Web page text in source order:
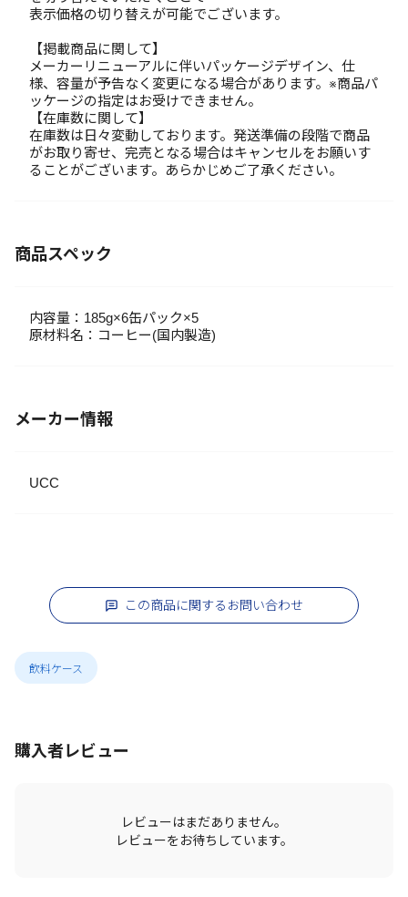
表示価格の切り替えが可能でございます。
【掲載商品に関して】
メーカーリニューアルに伴いパッケージデザイン、仕
様、容量が予告なく変更になる場合があります。※商品パ
ッケージの指定はお受けできません。
【在庫数に関して】
在庫数は日々変動しております。発送準備の段階で商品
がお取り寄せ、完売となる場合はキャンセルをお願いす
ることがございます。あらかじめご了承ください。
商品スペック
内容量：185g×6缶パック×5
原材料名：コーヒー(国内製造)
メーカー情報
UCC
この商品に関するお問い合わせ
飲料ケース
購入者レビュー
レビューはまだありません。
レビューをお待ちしています。